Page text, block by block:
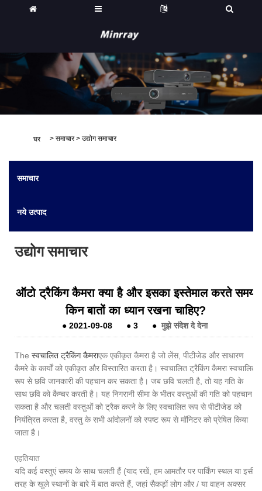
घर > समाचार > उद्योग समाचार
समाचार
नये उत्पाद
उद्योग समाचार
ऑटो ट्रैकिंग कैमरा क्या है और इसका इस्तेमाल करते समय
किन बातों का ध्यान रखना चाहिए?
● 2021-09-08 ● 3 ● मुझे संदेश दे देना
The स्वचालित ट्रैकिंग कैमराएक एकीकृत कैमरा है जो लेंस, पीटीजेड और साधारण
कैमरे के कार्यों को एकीकृत और विस्तारित करता है। स्वचालित ट्रैकिंग कैमरा स्वचालित
रूप से छवि जानकारी की पहचान कर सकता है। जब छवि चलती है, तो यह गति के
साथ छवि को कैप्चर करती है। यह निगरानी सीमा के भीतर वस्तुओं की गति को पहचान
सकता है और चलती वस्तुओं को ट्रैक करने के लिए स्वचालित रूप से पीटीजेड को
नियंत्रित करता है, वस्तु के सभी आंदोलनों को स्पष्ट रूप से मॉनिटर को प्रेषित किया
जाता है।
एहतियात
यदि कई वस्तुएं समय के साथ चलती हैं (याद रखें, हम आमतौर पर पार्किंग स्थल या इसी
तरह के खुले स्थानों के बारे में बात करते हैं, जहां सैकड़ों लोग और / या वाहन अक्सर